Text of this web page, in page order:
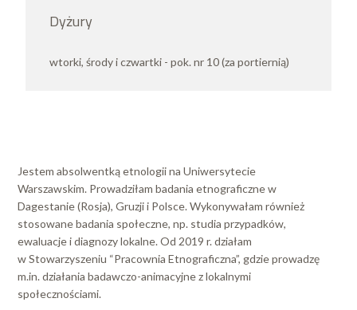
Dyżury
wtorki, środy i czwartki - pok. nr 10 (za portiernią)
Jestem absolwentką etnologii na Uniwersytecie
Warszawskim. Prowadziłam badania etnograficzne w
Dagestanie (Rosja), Gruzji i Polsce. Wykonywałam również
stosowane badania społeczne, np. studia przypadków,
ewaluacje i diagnozy lokalne. Od 2019 r. działam
w Stowarzyszeniu “Pracownia Etnograficzna”, gdzie prowadzę
m.in. działania badawczo-animacyjne z lokalnymi
społecznościami.